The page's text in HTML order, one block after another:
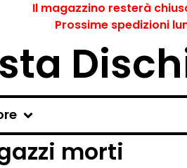
Il magazzino resterà
Prossime spedizioni
morti